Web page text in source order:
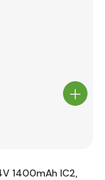
1400mAh IC2,